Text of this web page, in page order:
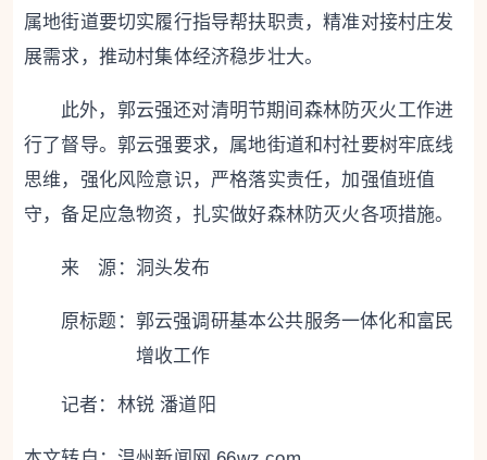
属地街道要切实履行指导帮扶职责，精准对接村庄发
展需求，推动村集体经济稳步壮大。
此外，郭云强还对清明节期间森林防灭火工作进
行了督导。郭云强要求，属地街道和村社要树牢底线
思维，强化风险意识，严格落实责任，加强值班值
守，备足应急物资，扎实做好森林防灭火各项措施。
来 源：洞头发布
原标题： 郭云强调研基本公共服务一体化和富民
增收工作
记者：林锐 潘道阳